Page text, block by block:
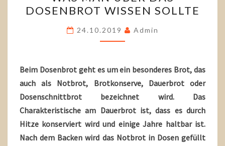
ÜBER
DAS
DOSENBROT
SOLLTE
DOSENBROT WISSEN SOLLTE
24.10.2019 Admin
Beim Dosenbrot geht es um ein besonderes Brot, das
auch als Notbrot, Brotkonserve, Dauerbrot oder
Dosenschnittbrot bezeichnet wird. Das
Charakteristische am Dauerbrot ist, dass es durch
Hitze konserviert wird und einige Jahre haltbar ist.
Nach dem Backen wird das Notbrot in Dosen gefüllt